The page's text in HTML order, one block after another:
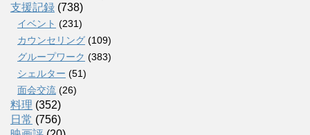
支援記録 (738)
イベント (231)
カウンセリング (109)
グループワーク (383)
シェルター (51)
面会交流 (26)
料理 (352)
日常 (756)